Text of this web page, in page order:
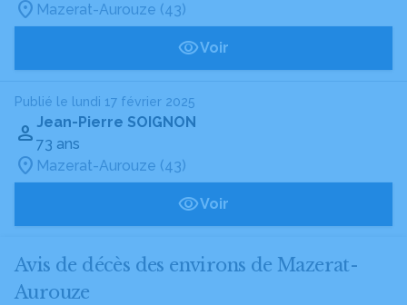
Mazerat-Aurouze (43)
Voir
Publié le lundi 17 février 2025
Jean-Pierre SOIGNON
73 ans
Mazerat-Aurouze (43)
Voir
Avis de décès des environs de Mazerat-
Aurouze